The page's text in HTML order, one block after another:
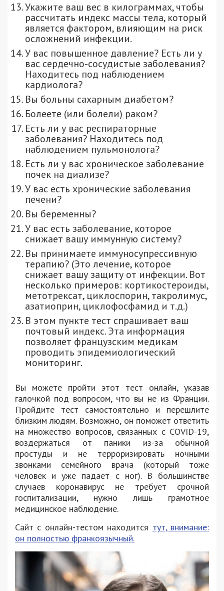
Укажите ваш вес в килограммах, чтобы
рассчитать индекс массы тела, который
является фактором, влияющим на риск
осложнений инфекции.
У вас повышенное давление? Есть ли у
вас сердечно-сосудистые заболевания?
Находитесь под наблюдением
кардиолога?
Вы больны сахарным диабетом?
Болеете (или болели) раком?
Есть ли у вас респираторные
заболевания? Находитесь под
наблюдением пульмонолога?
Есть ли у вас хроническое заболевание
почек на диализе?
У вас есть хронические заболевания
печени?
Вы беременны?
У вас есть заболевание, которое
снижает вашу иммунную систему?
Вы принимаете иммуносупрессивную
терапию? (Это лечение, которое
снижает вашу защиту от инфекции. Вот
несколько примеров: кортикостероиды,
метотрексат, циклоспорин, такролимус,
азатиоприн, циклофосфамид и т.д.)
В этом пункте тест спрашивает ваш
почтовый индекс. Эта информация
позволяет французским медикам
проводить эпидемиологический
мониторинг.
Вы можете пройти этот тест онлайн, указав
галочкой под вопросом, что вы не из Франции.
Пройдите тест самостоятельно и перешлите
близким людям. Возможно, он поможет ответить
на множество вопросов, связанных с COVID-19,
воздержаться от паники из-за обычной
простуды и не терроризировать ночными
звонками семейного врача (который тоже
человек и уже падает с ног). В большинстве
случаев коронавирус не требует срочной
госпитализации, нужно лишь грамотное
медицинское наблюдение.
Сайт с онлайн-тестом находится тут, внимание:
он полностью франкоязычный.